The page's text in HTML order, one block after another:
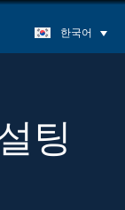
한국어
팅